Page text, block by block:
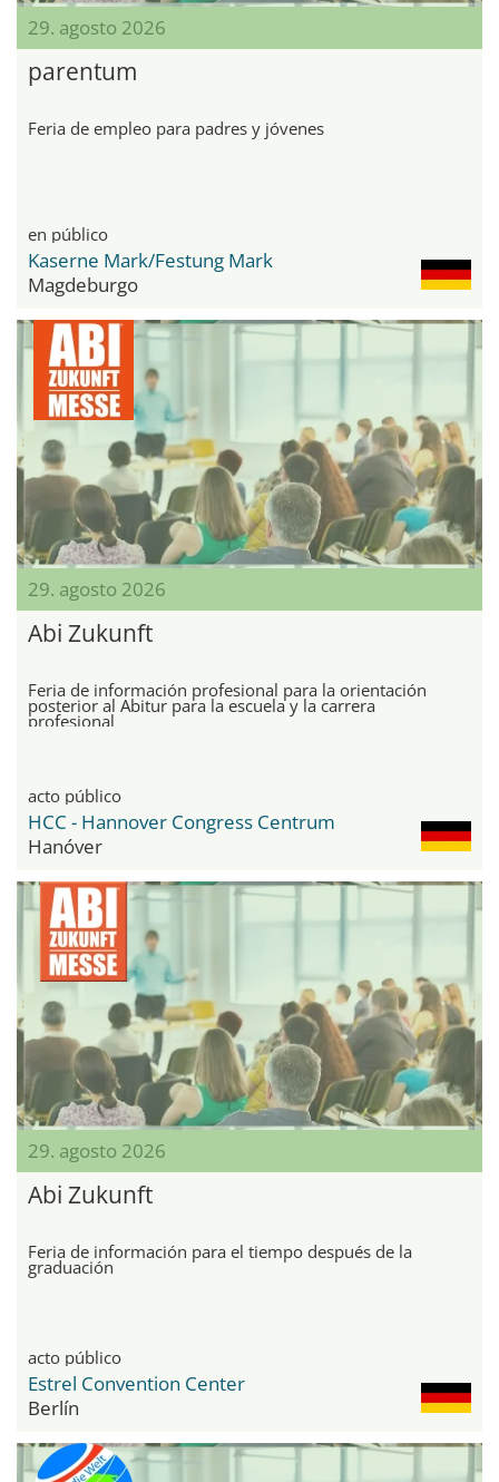
29. agosto 2026
parentum
Feria de empleo para padres y jóvenes
en público
Kaserne Mark/Festung Mark
Magdeburgo
29. agosto 2026
Abi Zukunft
Feria de información profesional para la orientación
posterior al Abitur para la escuela y la carrera
profesional
acto público
HCC - Hannover Congress Centrum
Hanóver
29. agosto 2026
Abi Zukunft
Feria de información para el tiempo después de la
graduación
acto público
Estrel Convention Center
Berlín